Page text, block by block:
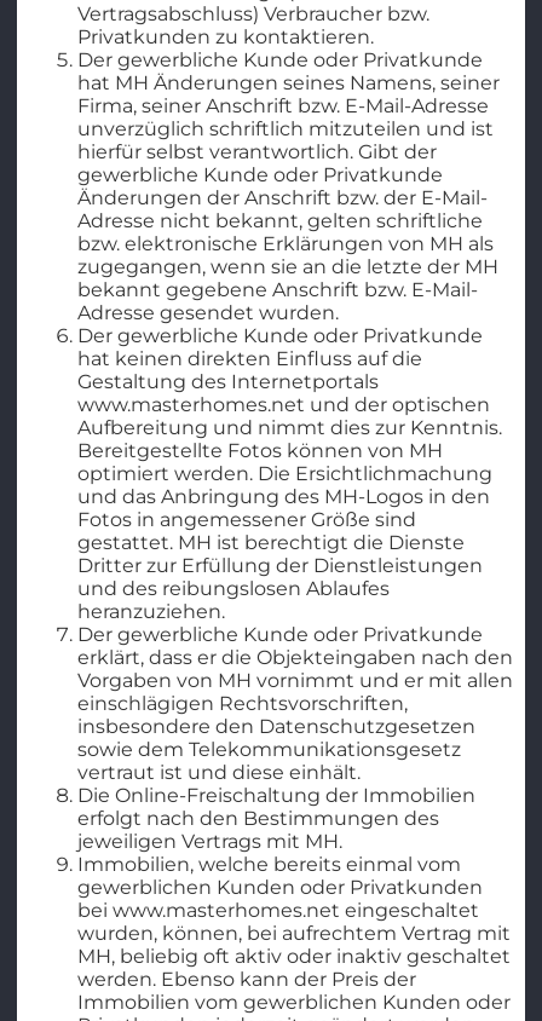
Vertragsabschluss) Verbraucher bzw.
Privatkunden zu kontaktieren.
Der gewerbliche Kunde oder Privatkunde
hat MH Änderungen seines Namens, seiner
Firma, seiner Anschrift bzw. E-Mail-Adresse
unverzüglich schriftlich mitzuteilen und ist
hierfür selbst verantwortlich. Gibt der
gewerbliche Kunde oder Privatkunde
Änderungen der Anschrift bzw. der E-Mail-
Adresse nicht bekannt, gelten schriftliche
bzw. elektronische Erklärungen von MH als
zugegangen, wenn sie an die letzte der MH
bekannt gegebene Anschrift bzw. E-Mail-
Adresse gesendet wurden.
Der gewerbliche Kunde oder Privatkunde
hat keinen direkten Einfluss auf die
Gestaltung des Internetportals
www.masterhomes.net und der optischen
Aufbereitung und nimmt dies zur Kenntnis.
Bereitgestellte Fotos können von MH
optimiert werden. Die Ersichtlichmachung
und das Anbringung des MH-Logos in den
Fotos in angemessener Größe sind
gestattet. MH ist berechtigt die Dienste
Dritter zur Erfüllung der Dienstleistungen
und des reibungslosen Ablaufes
heranzuziehen.
Der gewerbliche Kunde oder Privatkunde
erklärt, dass er die Objekteingaben nach den
Vorgaben von MH vornimmt und er mit allen
einschlägigen Rechtsvorschriften,
insbesondere den Datenschutzgesetzen
sowie dem Telekommunikationsgesetz
vertraut ist und diese einhält.
Die Online-Freischaltung der Immobilien
erfolgt nach den Bestimmungen des
jeweiligen Vertrags mit MH.
Immobilien, welche bereits einmal vom
gewerblichen Kunden oder Privatkunden
bei www.masterhomes.net eingeschaltet
wurden, können, bei aufrechtem Vertrag mit
MH, beliebig oft aktiv oder inaktiv geschaltet
werden. Ebenso kann der Preis der
Immobilien vom gewerblichen Kunden oder